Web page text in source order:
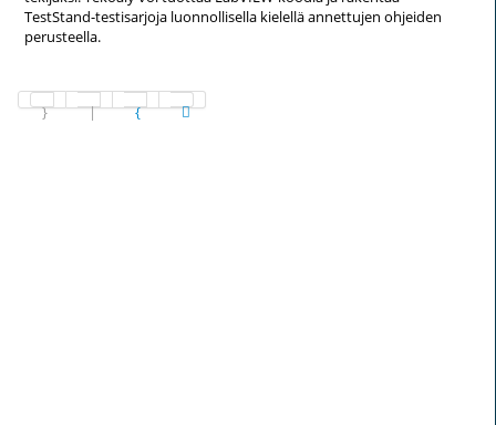
TestStand-testisarjoja luonnollisella kielellä annettujen ohjeiden
perusteella.